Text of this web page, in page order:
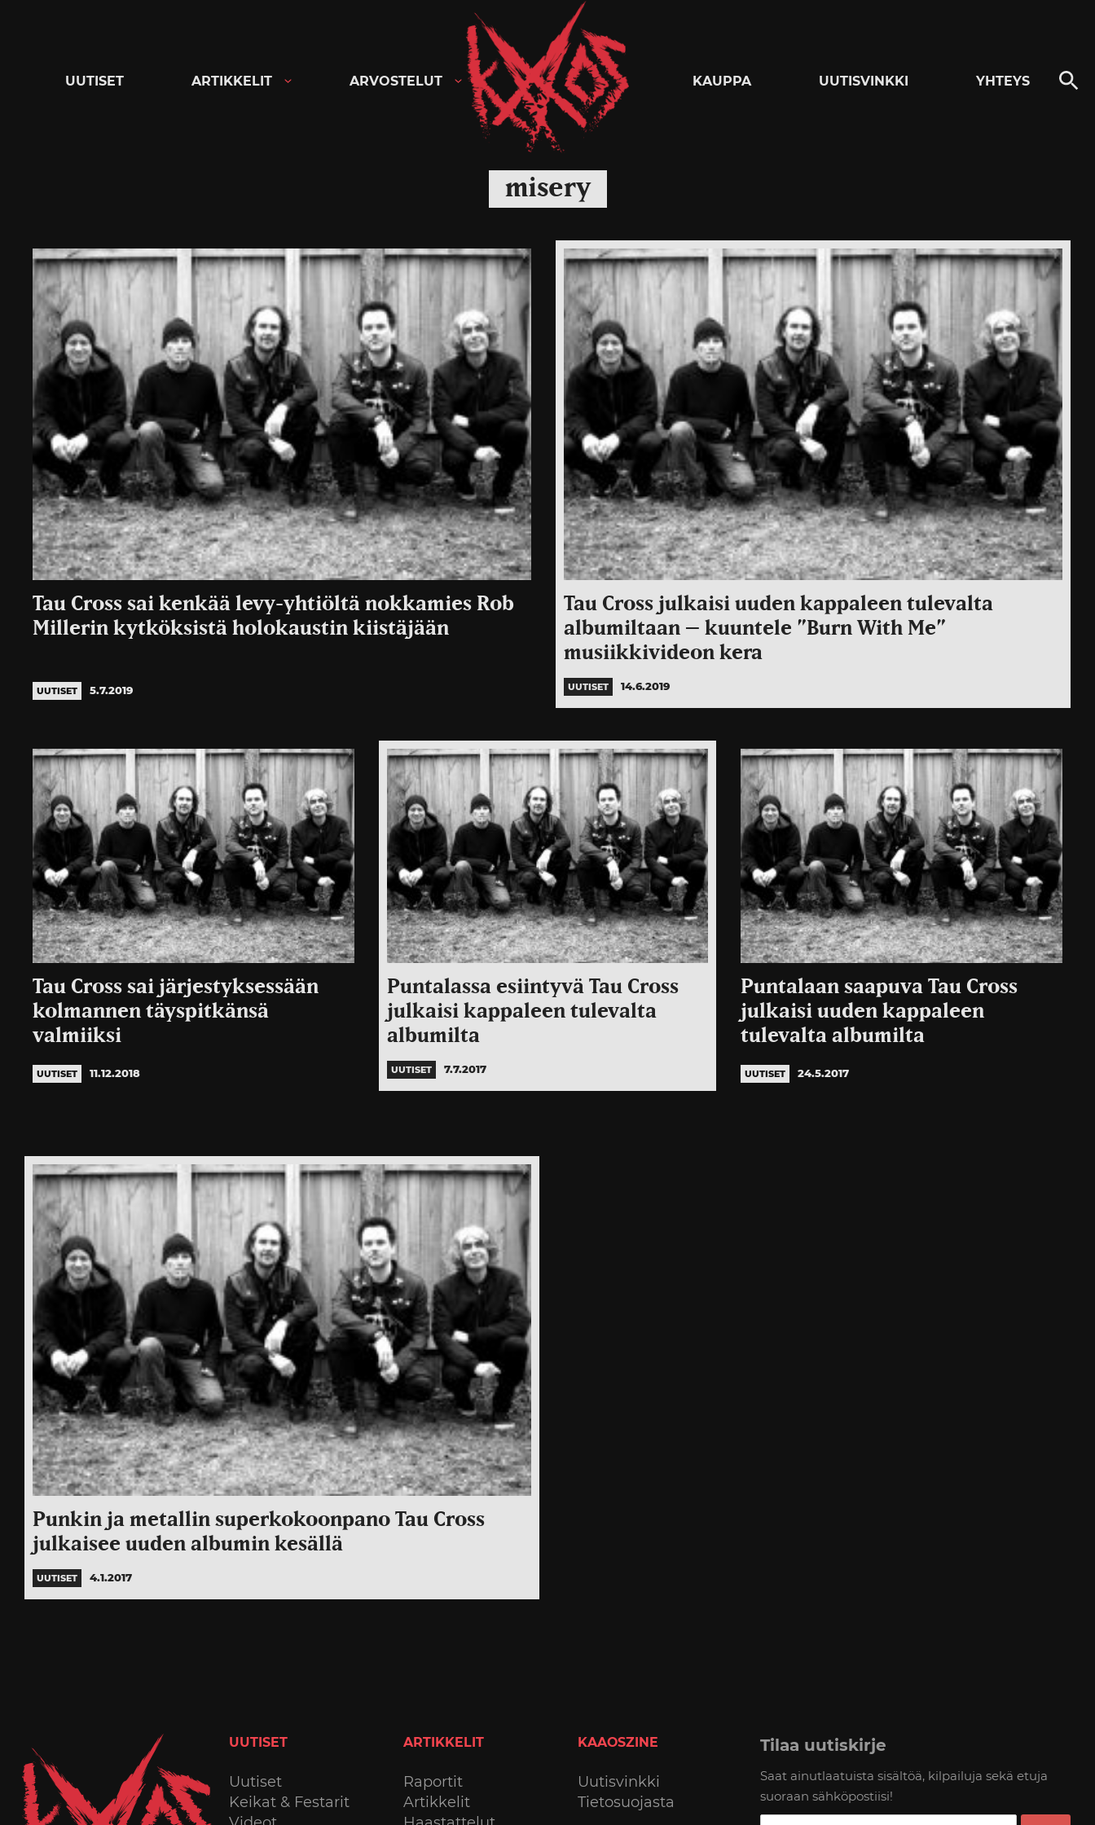
Kaaoszine
UUTISET ARTIKKELIT ARVOSTELUT KAUPPA UUTISVINKKI YHTEYS
misery
Tau Cross sai kenkää levy-yhtiöltä nokkamies Rob
Millerin kytköksistä holokaustin kiistäjään
UUTISET 5.7.2019
Tau Cross julkaisi uuden kappaleen tulevalta
albumiltaan – kuuntele ”Burn With Me”
musiikkivideon kera
UUTISET 14.6.2019
Tau Cross sai järjestyksessään
kolmannen täyspitkänsä
valmiiksi
UUTISET 11.12.2018
Puntalassa esiintyvä Tau Cross
julkaisi kappaleen tulevalta
albumilta
UUTISET 7.7.2017
Puntalaan saapuva Tau Cross
julkaisi uuden kappaleen
tulevalta albumilta
UUTISET 24.5.2017
Punkin ja metallin superkokoonpano Tau Cross
julkaisee uuden albumin kesällä
UUTISET 4.1.2017
UUTISET
Uutiset
Keikat & Festarit
ARTIKKELIT
Raportit
Artikkelit
KAAOSZINE
Uutisvinkki
Tietosuojasta
Tilaa uutiskirje
Saat ainutlaatuista sisältöä, kilpailuja sekä etuja
suoraan sähköpostiisi!